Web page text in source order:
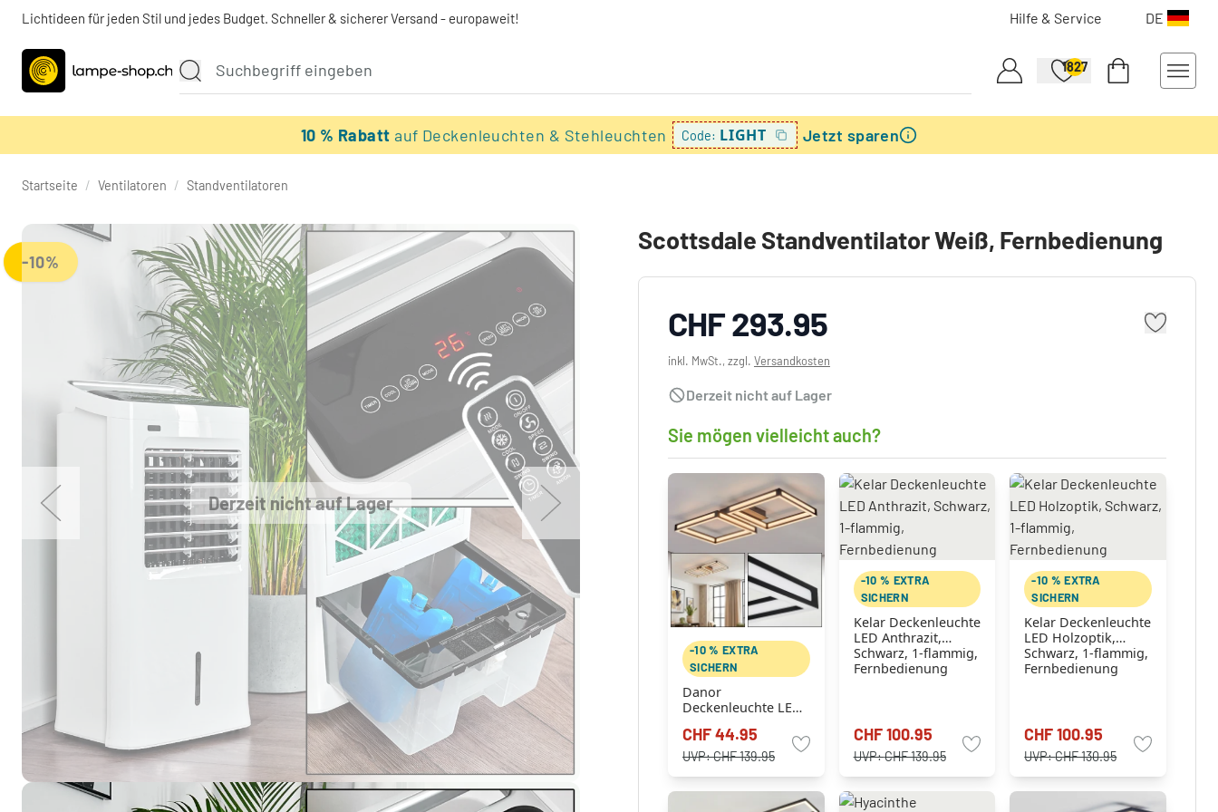
Lichtideen für jeden Stil und jedes Budget. Schneller & sicherer Versand - europaweit! Hilfe & Service DE
1827
10 % Rabattauf Deckenleuchten & Stehleuchten Code: LIGHT Jetzt sparen
Startseite / Ventilatoren / Standventilatoren
-10%
Derzeit nicht auf Lager
Scottsdale Standventilator Weiß, Fernbedienung
CHF 293.95
inkl. MwSt., zzgl. Versandkosten
Derzeit nicht auf Lager
Sie mögen vielleicht auch?
-10 % EXTRA
SICHERN
Danor
Deckenleuchte LED
CHF 44.95
UVP:CHF 139.95
-10 % EXTRA
SICHERN
Kelar Deckenleuchte
LED Anthrazit,
Schwarz, 1-flammig,
Fernbedienung
CHF 100.95
UVP:CHF 139.95
-10 % EXTRA
SICHERN
Kelar Deckenleuchte
LED Holzoptik,
Schwarz, 1-flammig,
Fernbedienung
CHF 100.95
UVP:CHF 130.95